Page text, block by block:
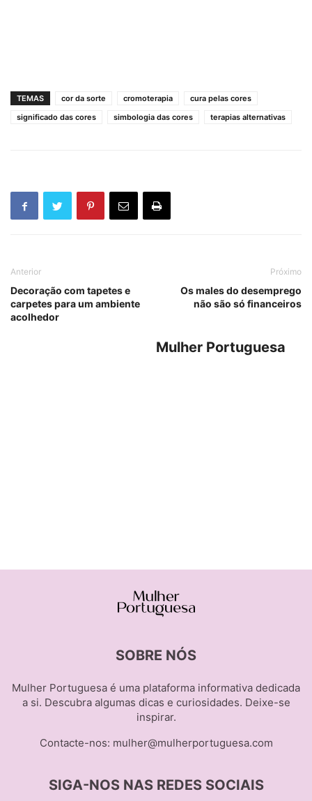
TEMAS cor da sorte cromoterapia
cura pelas cores
significado das cores
simbologia das cores terapias alternativas
Anterior
Decoração com tapetes e
carpetes para um ambiente
acolhedor
Próximo
Os males do desemprego
não são só financeiros
Mulher Portuguesa
SOBRE NÓS
Mulher Portuguesa é uma plataforma informativa dedicada
a si. Descubra algumas dicas e curiosidades. Deixe-se
inspirar.
Contacte-nos: mulher@mulherportuguesa.com
SIGA-NOS NAS REDES SOCIAIS